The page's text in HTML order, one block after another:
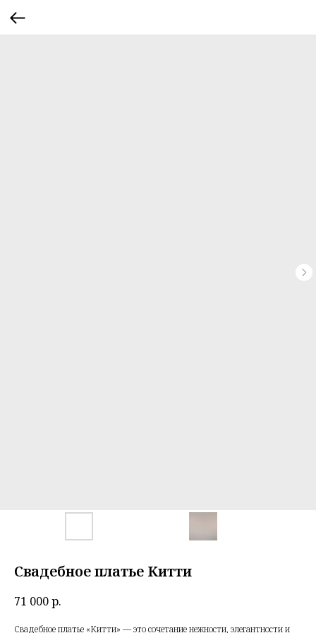
Свадебное платье Китти
71 000р.
Свадебное платье «Китти» — это сочетание нежности, элегантности и